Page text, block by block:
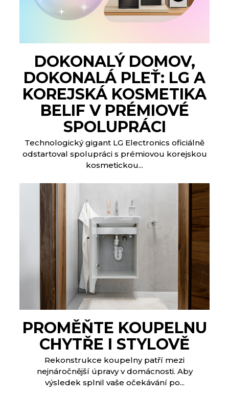
DOKONALÝ DOMOV,
DOKONALÁ PLEŤ: LG A
KOREJSKÁ KOSMETIKA
BELIF V PRÉMIOVÉ
SPOLUPRÁCI
Technologický gigant LG Electronics oficiálně
odstartoval spolupráci s prémiovou korejskou
kosmetickou...
PROMĚŇTE KOUPELNU
CHYTŘE I STYLOVĚ
Rekonstrukce koupelny patří mezi
nejnáročnější úpravy v domácnosti. Aby
výsledek splnil vaše očekávání po...